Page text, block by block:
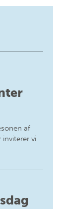
af
inviterer vi